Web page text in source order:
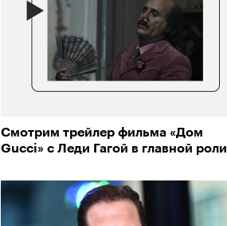
Смотрим трейлер фильма «Дом
Gucci» с Леди Гагой в главной роли